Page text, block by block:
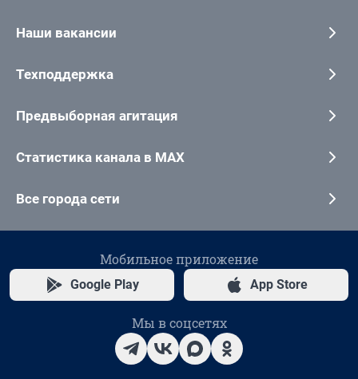
Наши вакансии
Техподдержка
Предвыборная агитация
Статистика канала в MAX
Все города сети
Мобильное приложение
Google Play App Store
Мы в соцсетях